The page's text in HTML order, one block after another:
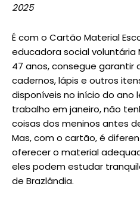
2025
É com o Cartão Material
educadora social voluntária
47 anos, consegue garantir
cadernos, lápis e outros
disponíveis no início do ano
trabalho em janeiro, não
coisas dos meninos antes
Mas, com o cartão, é
oferecer o material
eles podem estudar
de Brazlândia.